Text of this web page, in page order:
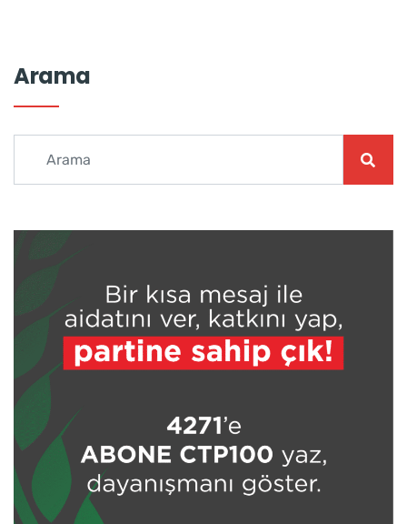
Arama